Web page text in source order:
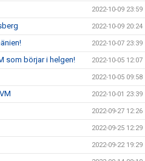
2022-10-09 23:59
2022-10-09 20:24
2022-10-07 23:39
som börjar i helgen! 2022-10-05 12:07
2022-10-05 09:58
2022-10-01 23:39
2022-09-27 12:26
2022-09-25 12:29
2022-09-22 19:29